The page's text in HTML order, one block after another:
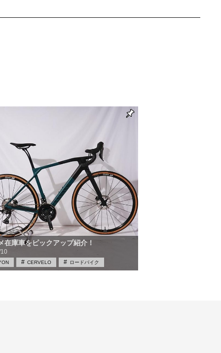
在庫車をピックアップ紹介！
CERVELO ロードバイク